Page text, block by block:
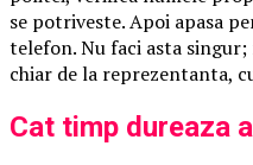
se potriveste. Apoi apasa
telefon. Nu faci asta
chiar de la reprezentanta,
Cat timp dureaza